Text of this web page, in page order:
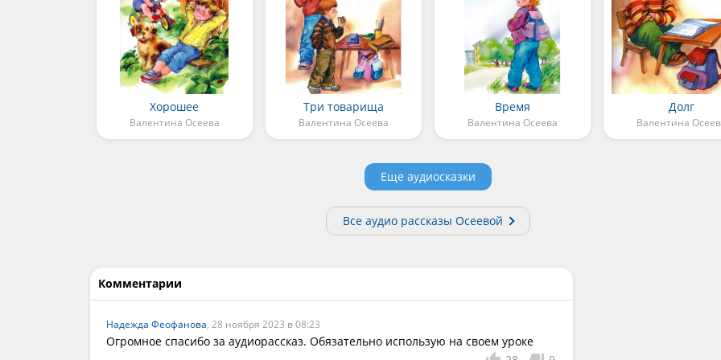
Хорошее
Валентина Осеева
Три товарища
Валентина Осеева
Время
Валентина Осеева
Долг
Валентина
Еще аудиосказки
Все аудио рассказы Осеевой
Комментарии
Надежда Феофанова, 28 ноября 2023 в 08:23
Огромное спасибо за аудиорассказ. Обязательно использую на своем уроке